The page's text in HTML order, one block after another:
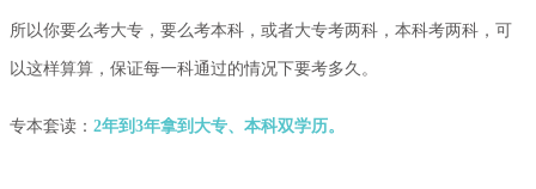
所以你要么考大专，要么考本科，或者大专考两科，本科考两科，可
以这样算算，保证每一科通过的情况下要考多久。
专本套读： 2年到3年拿到大专、本科双学历。